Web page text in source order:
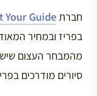
חברתYour Guide
בפריז ובמחיר
מהמבחר העצום
סיורים מודרכים